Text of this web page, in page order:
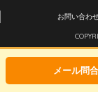
メール問
お問い合わ